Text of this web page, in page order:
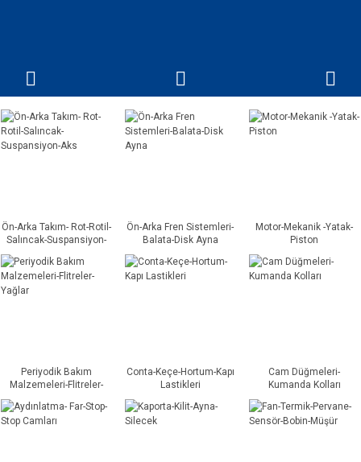
Ön-Arka Takım- Rot-Rotil-
Salıncak-Suspansiyon-
Ön-Arka Fren Sistemleri-
Balata-Disk Ayna
Motor-Mekanik -Yatak-
Piston
Periyodik Bakım
Malzemeleri-Flitreler-
Conta-Keçe-Hortum-Kapı
Lastikleri
Cam Düğmeleri-
Kumanda Kolları